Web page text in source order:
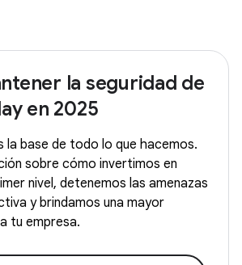
la seguridad de
en 2025
la base de todo lo que hacemos.
sobre cómo invertimos en
nivel, detenemos las amenazas
y brindamos una mayor
tu empresa.